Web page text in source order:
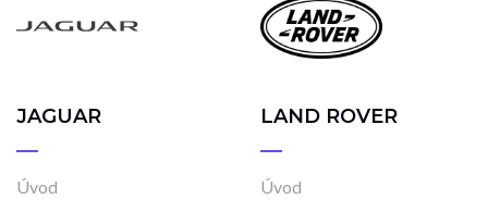
JAGUAR
Úvod
LAND ROVER
Úvod